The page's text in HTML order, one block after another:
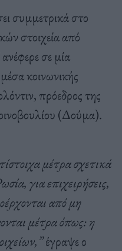
συμμετρικά στο
στοιχεία από
σε μία
κοινωνικής
πρόεδρος της
(Δούμα).
μέτρα σχετικά
για επιχειρήσεις,
από μη
μέτρα όπως: η
έγραψε ο